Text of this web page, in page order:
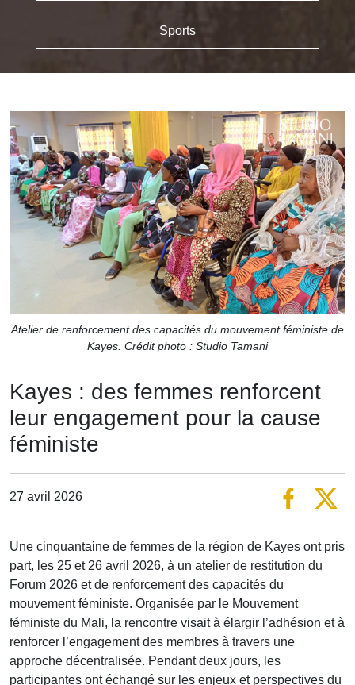
Sports
Atelier de renforcement des capacités du mouvement féministe de
Kayes. Crédit photo : Studio Tamani
Kayes : des femmes renforcent
leur engagement pour la cause
féministe
27 avril 2026
Une cinquantaine de femmes de la région de Kayes ont pris
part, les 25 et 26 avril 2026, à un atelier de restitution du
Forum 2026 et de renforcement des capacités du
mouvement féministe. Organisée par le Mouvement
féministe du Mali, la rencontre visait à élargir l’adhésion et à
renforcer l’engagement des membres à travers une
approche décentralisée. Pendant deux jours, les
participantes ont échangé sur les enjeux et perspectives du